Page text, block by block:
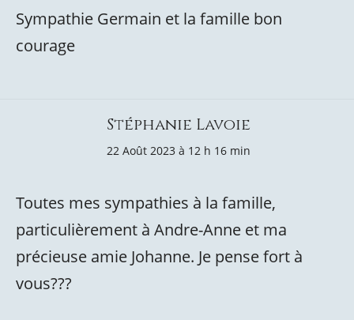
Sympathie Germain et la famille bon
courage
Stéphanie Lavoie
22 Août 2023 à 12 h 16 min
Toutes mes sympathies à la famille,
particulièrement à Andre-Anne et ma
précieuse amie Johanne. Je pense fort à
vous???️